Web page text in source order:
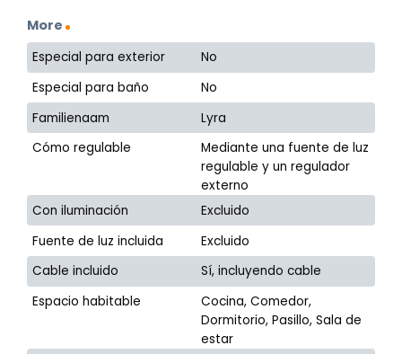
More
Especial para exterior
No
Especial para baño
No
Familienaam
Lyra
Cómo regulable
Mediante una fuente de luz
regulable y un regulador
externo
Con iluminación
Excluido
Fuente de luz incluida
Excluido
Cable incluido
Sí, incluyendo cable
Espacio habitable
Cocina, Comedor,
Dormitorio, Pasillo, Sala de
estar